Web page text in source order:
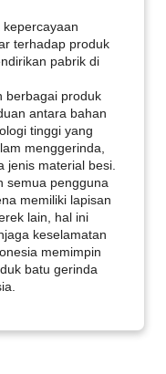
terhadap produk
pabrik di
berbagai produk
antara bahan
tinggi yang
menggerinda,
jenis material besi.
semua pengguna
memiliki lapisan
lain, hal ini
keselamatan
memimpin
batu gerinda